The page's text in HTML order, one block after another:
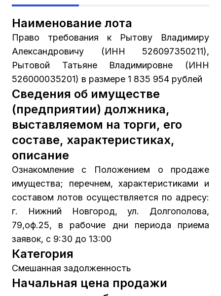
Наименование лота
Право требования к Рытову Владимиру
Александровичу (ИНН 526097350211),
Рытовой Татьяне Владимировне (ИНН
526000035201) в размере 1 835 954 рублей
Сведения об имуществе
(предприятии) должника,
выставляемом на торги, его
составе, характеристиках,
описание
Ознакомление с Положением о продаже
имущества; перечнем, характеристиками и
составом лотов осуществляется по адресу:
г. Нижний Новгород, ул. Долгополова,
79,оф.25, в рабочие дни периода приема
заявок, с 9:30 до 13:00
Категория
Смешанная задолженность
Начальная цена продажи